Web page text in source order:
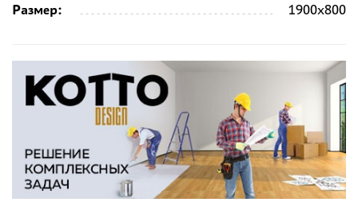
Размер:
1900x800